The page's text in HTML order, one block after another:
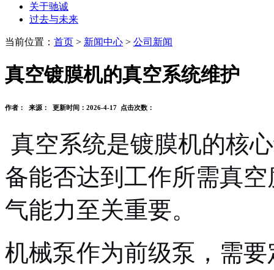
关于驰诚
过去与未来
当前位置： 首页 > 新闻中心 > 公司新闻
真空镀膜机的真空系统维护
作者： 来源： 更新时间：2026-4-17 点击次数：
真空系统是镀膜机的核
备能否达到工作所需真
气能力至关重要。
机械泵作为前级泵，需